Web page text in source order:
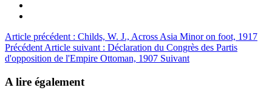
Article précédent : Childs, W. J., Across Asia Minor on foot, 1917
Précédent Article suivant : Déclaration du Congrès des Partis
d'opposition de l'Empire Ottoman, 1907 Suivant
A lire également